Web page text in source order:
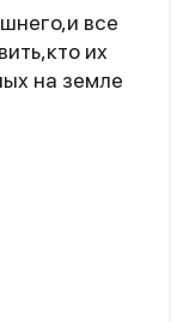
все
их
на земле